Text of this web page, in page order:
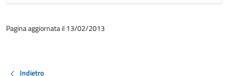
Pagina aggiornata il 13/02/2013
Indietro